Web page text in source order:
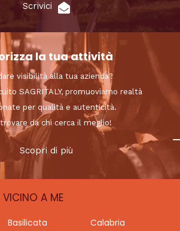
Scrivici
la tua attività
visibilità alla tua azienda?
SAGRITALY, promuoviamo realtà
per qualità e autenticità.
da chi cerca il meglio!
Scopri di più
VICINO A ME
Basilicata
Calabria